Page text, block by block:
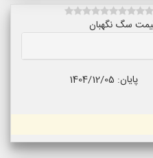
سگ نگهبان
پایان: 1404/12/05